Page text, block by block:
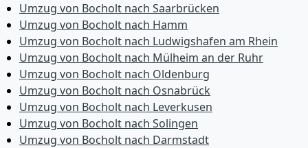
Umzug von Bocholt nach Saarbrücken
Umzug von Bocholt nach Hamm
Umzug von Bocholt nach Ludwigshafen am Rhein
Umzug von Bocholt nach Mülheim an der Ruhr
Umzug von Bocholt nach Oldenburg
Umzug von Bocholt nach Osnabrück
Umzug von Bocholt nach Leverkusen
Umzug von Bocholt nach Solingen
Umzug von Bocholt nach Darmstadt